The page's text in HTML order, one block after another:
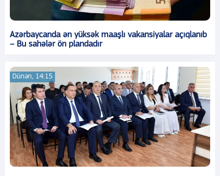
Azərbaycanda ən yüksək maaşlı vakansiyalar açıqlanıb
– Bu sahələr ön plandadır
Dünən, 14:15